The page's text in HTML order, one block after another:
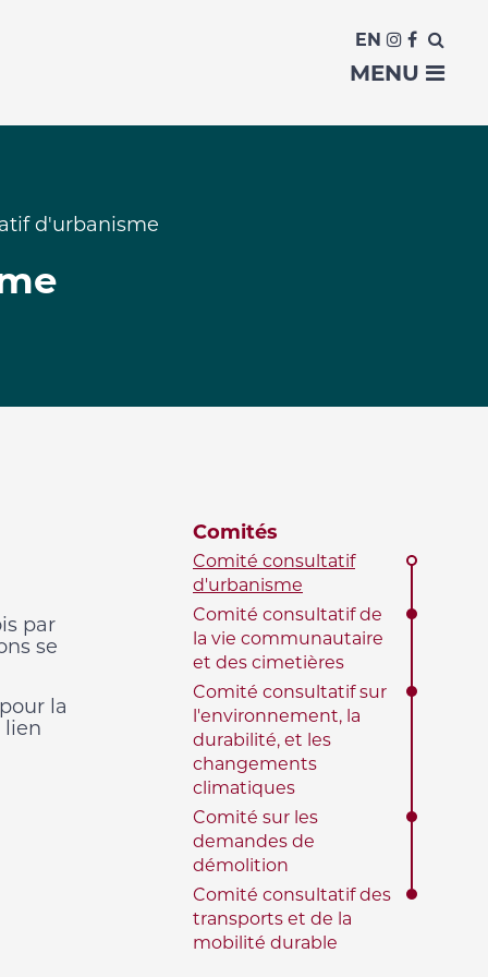
EN
MENU
d'urbanisme
par
se
pour la
lien
Comités
Comité consultatif
d'urbanisme
Comité consultatif de
la vie communautaire
et des cimetières
Comité consultatif sur
l'environnement, la
durabilité, et les
changements
climatiques
Comité sur les
demandes de
démolition
Comité consultatif des
transports et de la
mobilité durable